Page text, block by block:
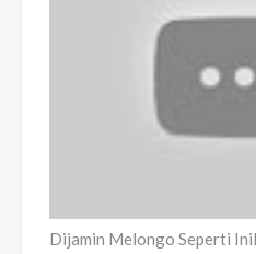
Dijamin Melongo Seperti